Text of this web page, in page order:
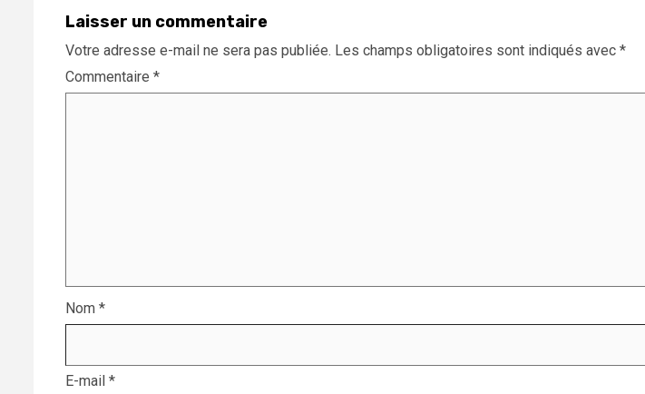
Laisser un commentaire
Votre adresse e-mail ne sera pas publiée. Les champs obligatoires sont indiqués avec *
Commentaire *
Nom *
E-mail *